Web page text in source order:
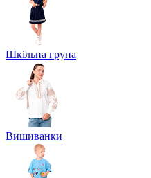
Шкільна група
Вишиванки